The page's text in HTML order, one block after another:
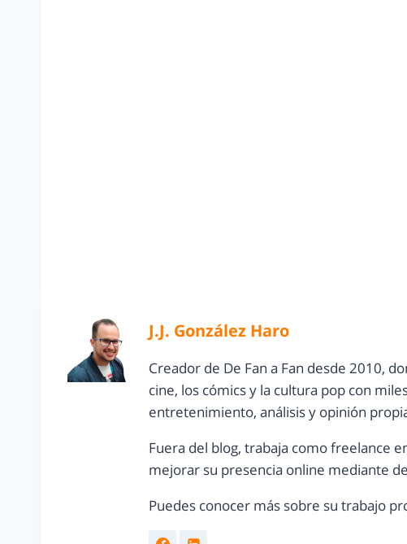
J.J. González Haro
Creador de De Fan a Fan desde 2010,
cine, los cómics y la cultura pop con
entretenimiento, análisis y opinión
Fuera del blog, trabaja como freelance
mejorar su presencia online mediante
Puedes conocer más sobre su trabajo